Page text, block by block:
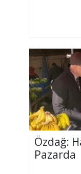
Özdağ:
Pazarda